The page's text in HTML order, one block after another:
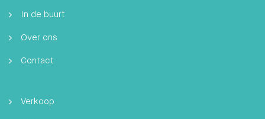
In de buurt
Over ons
Contact
Verkoop